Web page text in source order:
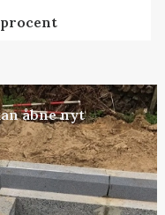
åbne nyt